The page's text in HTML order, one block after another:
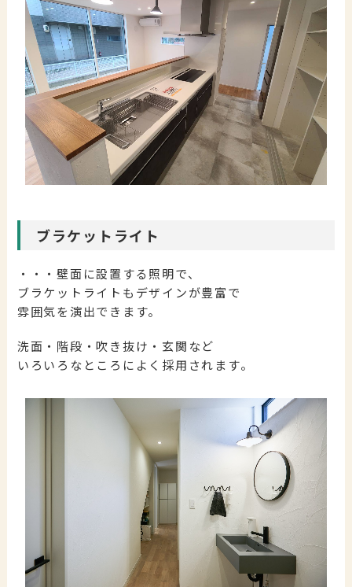
ブラケットライト
・・・壁面に設置する照明で、
ブラケットライトもデザインが豊富で
雰囲気を演出できます。
洗面・階段・吹き抜け・玄関など
いろいろなところによく採用されます。